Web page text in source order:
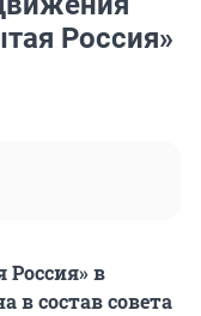
Россия»
Россия» в
в состав совета